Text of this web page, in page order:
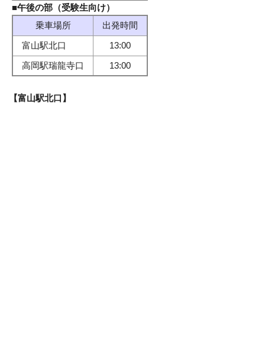
■午後の部（受験生向け）
乗車場所
出発時間
富山駅北口
13:00
高岡駅瑞龍寺口
13:00
【富山駅北口】